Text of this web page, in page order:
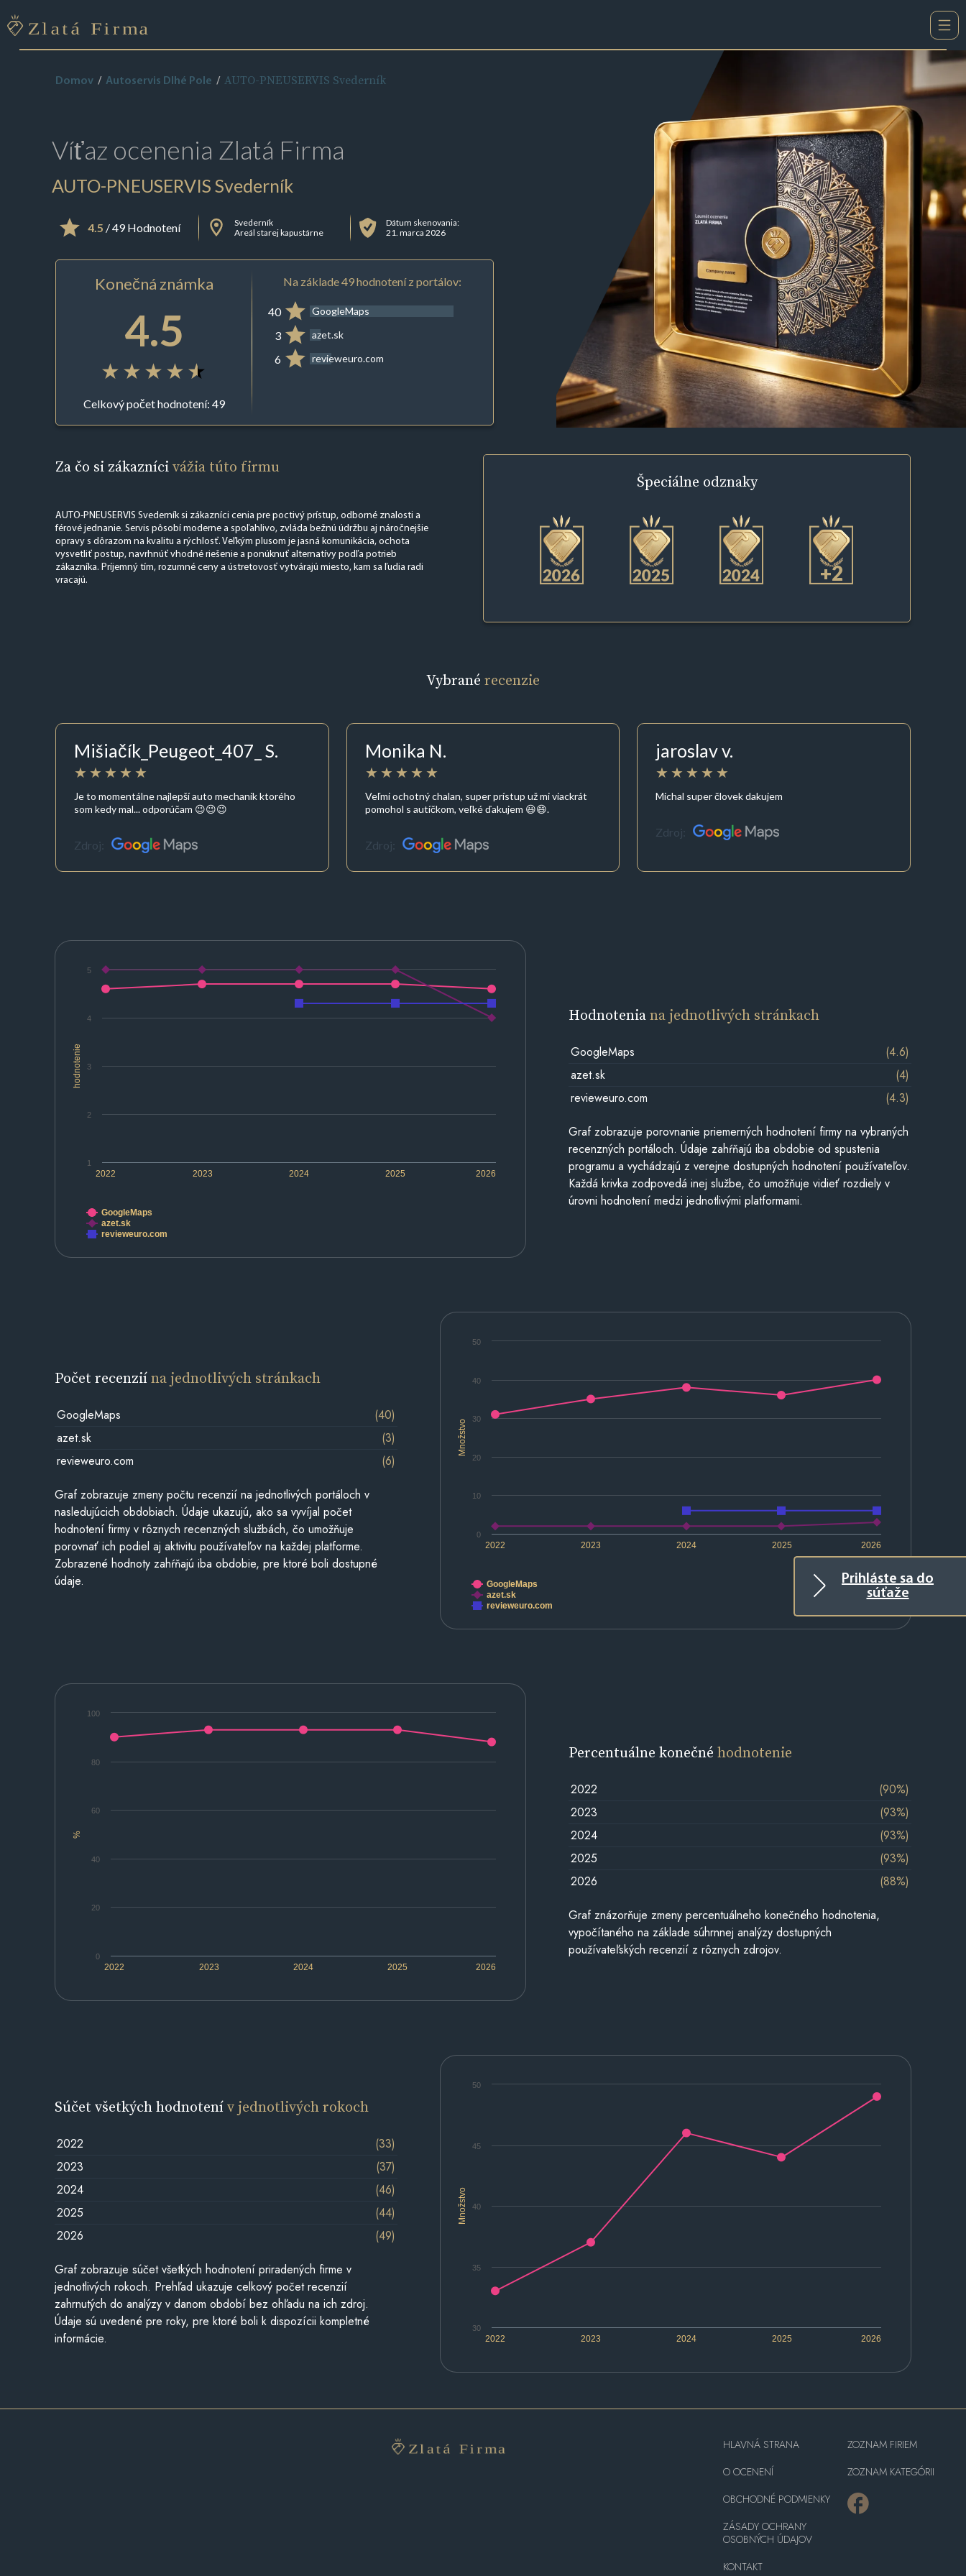
Prihláste sa do
súťaže
Domov Autoservis Dlhé Pole AUTO-PNEUSERVIS Svederník
Víťaz ocenenia Zlatá Firma
AUTO-PNEUSERVIS Svederník
4.5 / 49 Hodnotení
Svederník
Areál starej kapustárne
Dátum skenovania:
21. marca 2026
Konečná známka
4.5
Celkový počet hodnotení: 49
Na základe 49 hodnotení z portálov:
40 GoogleMaps
3 azet.sk
6 revieweuro.com
Za čo si zákaznícivážia túto firmu
AUTO-PNEUSERVIS Svederník si zákazníci cenia pre poctivý prístup, odborné znalosti a
férové jednanie. Servis pôsobí moderne a spoľahlivo, zvláda bežnú údržbu aj náročnejšie
opravy s dôrazom na kvalitu a rýchlosť. Veľkým plusom je jasná komunikácia, ochota
vysvetliť postup, navrhnúť vhodné riešenie a ponúknuť alternatívy podľa potrieb
zákazníka. Príjemný tím, rozumné ceny a ústretovosť vytvárajú miesto, kam sa ľudia radi
vracajú.
Špeciálne odznaky
+2
Vybrané recenzie
Mišiačík_Peugeot_407_ S.
Je to momentálne najlepší auto mechanik ktorého
som kedy mal... odporúčam 😉😉😉
Zdroj:
Monika N.
Veľmi ochotný chalan, super prístup už mi viackrát
pomohol s autíčkom, veľké ďakujem 😃😄.
Zdroj:
jaroslav v.
Michal super človek dakujem
Zdroj:
hodnotenie
2022 2023 2024 2025 2026
1
2
3
4
5
GoogleMaps
azet.sk
revieweuro.com
Hodnoteniana jednotlivých stránkach
GoogleMaps
(4.6)
azet.sk
(4)
revieweuro.com
(4.3)
Graf zobrazuje porovnanie priemerných hodnotení firmy na vybraných
recenzných portáloch. Údaje zahŕňajú iba obdobie od spustenia
programu a vychádzajú z verejne dostupných hodnotení používateľov.
Každá krivka zodpovedá inej službe, čo umožňuje vidieť rozdiely v
úrovni hodnotení medzi jednotlivými platformami.
Množstvo
2022 2023 2024 2025 2026
0
10
20
30
40
50
GoogleMaps
azet.sk
revieweuro.com
Počet recenziína jednotlivých stránkach
GoogleMaps
(40)
azet.sk
(3)
revieweuro.com
(6)
Graf zobrazuje zmeny počtu recenzií na jednotlivých portáloch v
nasledujúcich obdobiach. Údaje ukazujú, ako sa vyvíjal počet
hodnotení firmy v rôznych recenzných službách, čo umožňuje
porovnať ich podiel aj aktivitu používateľov na každej platforme.
Zobrazené hodnoty zahŕňajú iba obdobie, pre ktoré boli dostupné
údaje.
%
2022 2023 2024 2025 2026
0
20
40
60
80
100
Percentuálne konečnéhodnotenie
2022
(90%)
2023
(93%)
2024
(93%)
2025
(93%)
2026
(88%)
Graf znázorňuje zmeny percentuálneho konečného hodnotenia,
vypočítaného na základe súhrnnej analýzy dostupných
používateľských recenzií z rôznych zdrojov.
Množstvo
2022 2023 2024 2025 2026
30
35
40
45
50
Súčet všetkých hodnotenív jednotlivých rokoch
2022
(33)
2023
(37)
2024
(46)
2025
(44)
2026
(49)
Graf zobrazuje súčet všetkých hodnotení priradených firme v
jednotlivých rokoch. Prehľad ukazuje celkový počet recenzií
zahrnutých do analýzy v danom období bez ohľadu na ich zdroj.
Údaje sú uvedené pre roky, pre ktoré boli k dispozícii kompletné
informácie.
HLAVNÁ STRANA
O OCENENÍ
OBCHODNÉ PODMIENKY
ZÁSADY OCHRANY
OSOBNÝCH ÚDAJOV
KONTAKT
ZOZNAM FIRIEM
ZOZNAM KATEGÓRII